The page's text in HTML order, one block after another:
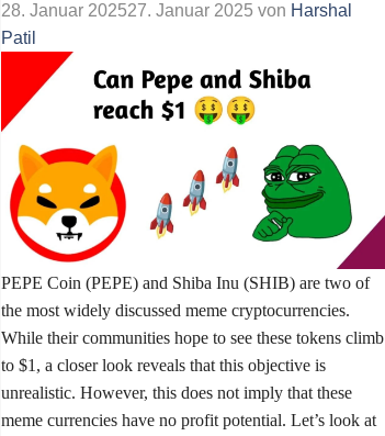
28. Januar 202527. Januar 2025 von Harshal
Patil
PEPE Coin (PEPE) and Shiba Inu (SHIB) are two of
the most widely discussed meme cryptocurrencies.
While their communities hope to see these tokens climb
to $1, a closer look reveals that this objective is
unrealistic. However, this does not imply that these
meme currencies have no profit potential. Let’s look at